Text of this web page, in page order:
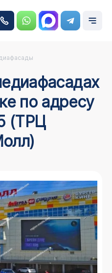
по адресу
(ТРЦ